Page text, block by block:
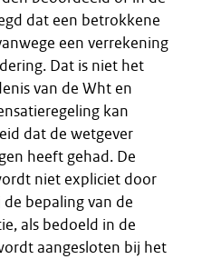
dat een betrokkene
een verrekening
Dat is niet het
van de Wht en
kan
dat de wetgever
heeft gehad. De
niet expliciet door
bepaling van de
als bedoeld in de
aangesloten bij het